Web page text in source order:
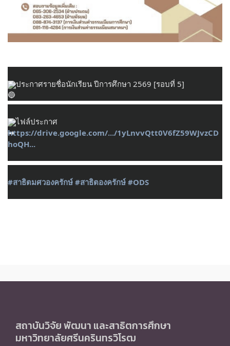
ประกาศรายชื่อนักเรียน ปีการศึกษา 2569 [รอบที่ 5]
https://drive.google.com/.../1yLnvvQtt0V6fZ59WJvzCD
hoQH...
#สาธิตมศวองครักษ์ #สาธิตองครักษ์ #ODS
สถาบันวิจัย พัฒนา และสาธิตการศึกษา
มหาวิทยาลัยศรีนครินทรวิโรฒ